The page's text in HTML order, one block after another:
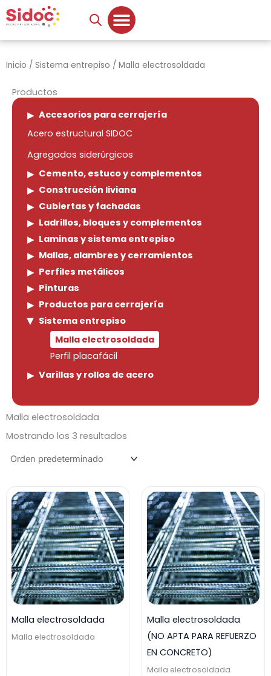
al
contenido
Inicio / Sistema entrepiso / Malla electrosoldada
Productos
Accesorios para cerrajería
Acero estructural SIDOC
Agregados siderúrgicos
Cemento, estuco y complementos
Construcción liviana
Cubiertas y fachadas
Ladrillos, bloques y complementos
Laminas y sistema entrepiso
Mallas, alambres y cerramientos
Perfiles metálicos
Pinturas
Productos para cerrajería
Sistema entrepiso
Malla electrosoldada
Perfil placafácil
Varillas y rollos de acero
Malla electrosoldada
Mostrando los 3 resultados
Malla electrosoldada
Malla electrosoldada
Malla electrosoldada
(NO APTA PARA REFUERZO
EN CONCRETO)
Malla electrosoldada